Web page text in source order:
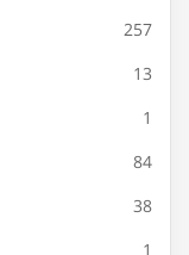
257
13
1
84
38
1